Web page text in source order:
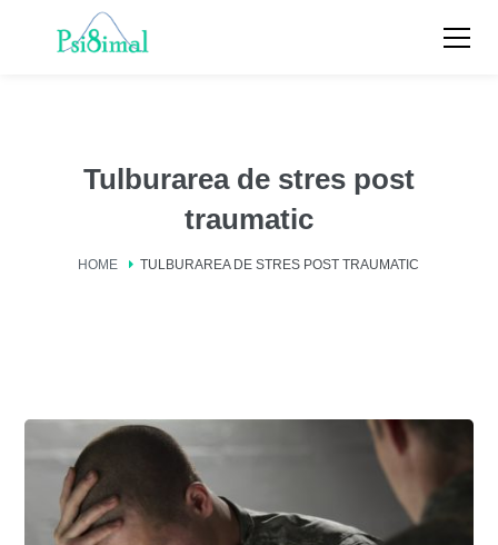
Tulburarea de stres post
traumatic
HOME TULBURAREA DE STRES POST TRAUMATIC